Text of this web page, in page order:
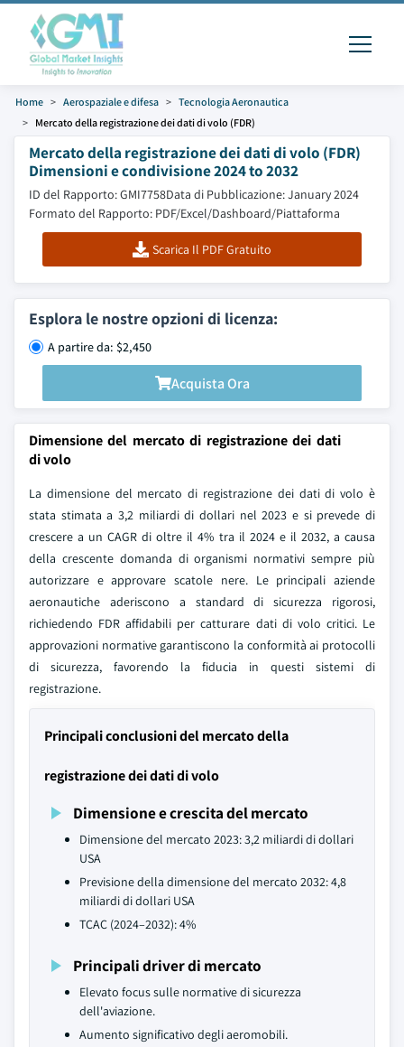
Home Aerospaziale e difesa
Tecnologia Aeronautica
Mercato della registrazione dei dati di volo (FDR)
Mercato della registrazione dei dati di volo (FDR)
Dimensioni e condivisione 2024 to 2032
ID del Rapporto: GMI7758Data di Pubblicazione: January 2024
Formato del Rapporto: PDF/Excel/Dashboard/Piattaforma
Scarica Il PDF Gratuito
Esplora le nostre opzioni di licenza:
A partire da: $2,450
Acquista Ora
Dimensione del mercato di registrazione dei dati
di volo
La dimensione del mercato di registrazione dei dati di volo è
stata stimata a 3,2 miliardi di dollari nel 2023 e si prevede di
crescere a un CAGR di oltre il 4% tra il 2024 e il 2032, a causa
della crescente domanda di organismi normativi sempre più
autorizzare e approvare scatole nere. Le principali aziende
aeronautiche aderiscono a standard di sicurezza rigorosi,
richiedendo FDR affidabili per catturare dati di volo critici. Le
approvazioni normative garantiscono la conformità ai protocolli
di sicurezza, favorendo la fiducia in questi sistemi di
registrazione.
Principali conclusioni del mercato della
registrazione dei dati di volo
Dimensione e crescita del mercato
Dimensione del mercato 2023: 3,2 miliardi di dollari
USA
Previsione della dimensione del mercato 2032: 4,8
miliardi di dollari USA
TCAC (2024–2032): 4%
Principali driver di mercato
Elevato focus sulle normative di sicurezza
dell'aviazione.
Aumento significativo degli aeromobili.